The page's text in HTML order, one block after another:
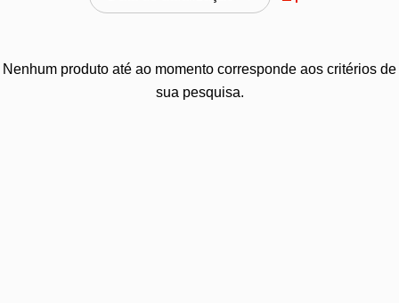
Nenhum produto até ao momento corresponde aos critérios de
sua pesquisa.